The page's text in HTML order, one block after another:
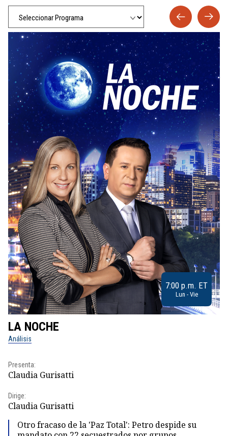
7:00 p.m. ET
Lun - Vie
LA NOCHE
Análisis
Presenta:
Claudia Gurisatti
Dirige:
Claudia Gurisatti
Otro fracaso de la 'Paz Total': Petro despide su